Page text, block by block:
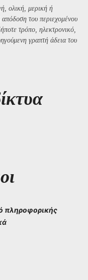
ολική, μερική ή
του περιεχομένου
τρόπο, ηλεκτρονικό,
γραπτή άδεια του
πληροφορικής